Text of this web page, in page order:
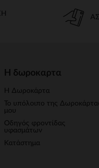
Η δωροκαρτα
Η Δωροκάρτα
Το υπόλοιπο της
μου
Οδηγός φροντίδας
υφασμάτων
Κατάστημα